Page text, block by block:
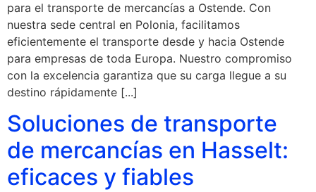
para el transporte de mercancías a Ostende. Con
nuestra sede central en Polonia, facilitamos
eficientemente el transporte desde y hacia Ostende
para empresas de toda Europa. Nuestro compromiso
con la excelencia garantiza que su carga llegue a su
destino rápidamente [...]
Soluciones de transporte
de mercancías en Hasselt:
eficaces y fiables